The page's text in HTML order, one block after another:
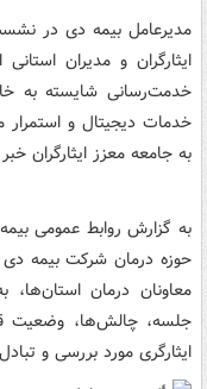
مدیرعامل بیمه دی در
ایثارگران و مدیران
خدمت‌رسانی شایسته به
خدمات دیجیتال و
به جامعه معزز ایثارگران
به گزارش روابط عمومی
حوزه درمان شرکت بیمه دی
معاونان درمان
جلسه، چالش‌ها، وضعیت
ایثارگری مورد بررسی و